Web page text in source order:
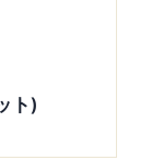
ト)